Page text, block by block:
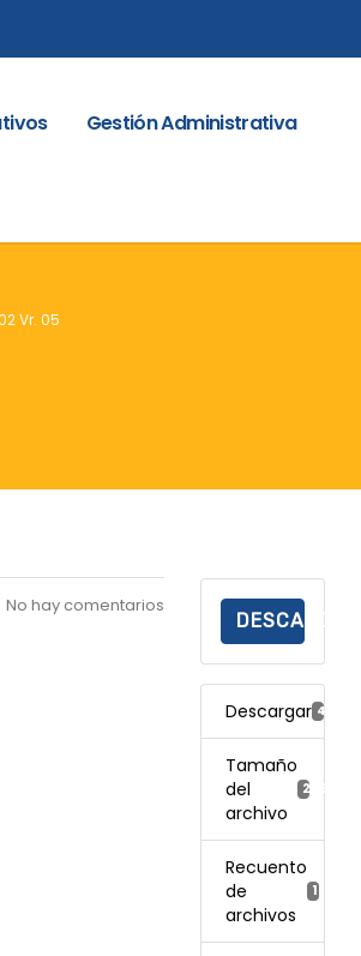
Gestión Administrativa
Vr. 05
No hay comentarios
DESCARGAR
Descargar 40
Tamaño
del
archivo
289.38 KB
Recuento
de
archivos
1